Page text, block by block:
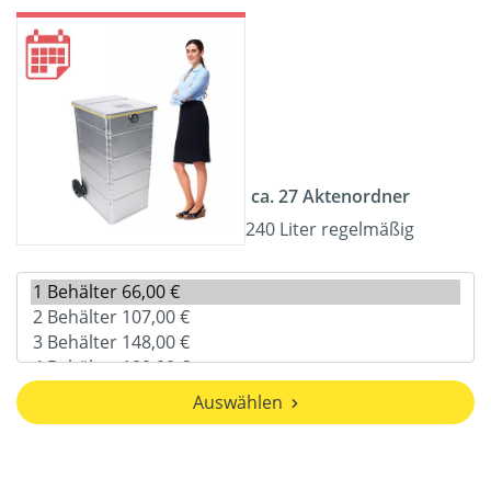
ca. 27 Aktenordner
240 Liter regelmäßig
Auswählen